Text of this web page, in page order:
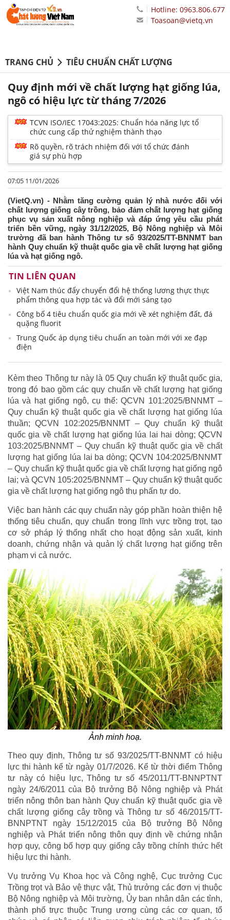
Hotline: 0963.806.677
Toasoan@vietq.vn
TRANG CHỦ TIÊU CHUẨN CHẤT LƯỢNG
Quy định mới về chất lượng hạt giống lúa,
ngô có hiệu lực từ tháng 7/2026
TCVN ISO/IEC 17043:2025: Chuẩn hóa năng lực tổ
chức cung cấp thử nghiệm thành thạo
Rõ quyền, rõ trách nhiệm đối với tổ chức đánh
giá sự phù hợp
07:05 11/01/2026
(VietQ.vn) - Nhằm tăng cường quản lý nhà nước đối với
chất lượng giống cây trồng, bảo đảm chất lượng hạt giống
phục vụ sản xuất nông nghiệp và đáp ứng yêu cầu phát
triển bền vững, ngày 31/12/2025, Bộ Nông nghiệp và Môi
trường đã ban hành Thông tư số 93/2025/TT-BNNMT ban
hành Quy chuẩn kỹ thuật quốc gia về chất lượng hạt giống
lúa và hạt giống ngô.
TIN LIÊN QUAN
Việt Nam thúc đẩy chuyển đổi hệ thống lương thực thực
phẩm thông qua hợp tác và đổi mới sáng tạo
Công bố 4 tiêu chuẩn quốc gia mới về xét nghiệm đất, đá
quặng fluorit
Trung Quốc áp dụng tiêu chuẩn an toàn mới với xe đạp
điện
Kèm theo Thông tư này là 05 Quy chuẩn kỹ thuật quốc gia,
trong đó bao gồm các quy chuẩn về chất lượng hạt giống
lúa và hạt giống ngô, cụ thể: QCVN 101:2025/BNNMT –
Quy chuẩn kỹ thuật quốc gia về chất lượng hạt giống lúa
thuần; QCVN 102:2025/BNNMT – Quy chuẩn kỹ thuật
quốc gia về chất lượng hạt giống lúa lai hai dòng; QCVN
103:2025/BNNMT – Quy chuẩn kỹ thuật quốc gia về chất
lượng hạt giống lúa lai ba dòng; QCVN 104:2025/BNNMT
– Quy chuẩn kỹ thuật quốc gia về chất lượng hạt giống ngô
lai; và QCVN 105:2025/BNNMT – Quy chuẩn kỹ thuật quốc
gia về chất lượng hạt giống ngô thụ phấn tự do.
Việc ban hành các quy chuẩn này góp phần hoàn thiện hệ
thống tiêu chuẩn, quy chuẩn trong lĩnh vực trồng trọt, tạo
cơ sở pháp lý thống nhất cho hoạt động sản xuất, kinh
doanh, chứng nhận và quản lý chất lượng hạt giống trên
phạm vi cả nước.
Ảnh minh hoạ.
Theo quy định, Thông tư số 93/2025/TT-BNNMT có hiệu
lực thi hành kể từ ngày 01/7/2026. Kể từ thời điểm Thông
tư này có hiệu lực, Thông tư số 45/2011/TT-BNNPTNT
ngày 24/6/2011 của Bộ trưởng Bộ Nông nghiệp và Phát
triển nông thôn ban hành Quy chuẩn kỹ thuật quốc gia về
chất lượng giống cây trồng và Thông tư số 46/2015/TT-
BNNPTNT ngày 15/12/2015 của Bộ trưởng Bộ Nông
nghiệp và Phát triển nông thôn quy định về chứng nhận
hợp quy, công bố hợp quy giống cây trồng chính thức hết
hiệu lực thi hành.
Vụ trưởng Vụ Khoa học và Công nghệ, Cục trưởng Cục
Trồng trọt và Bảo vệ thực vật, Thủ trưởng các đơn vị thuộc
Bộ Nông nghiệp và Môi trường, Ủy ban nhân dân các tỉnh,
thành phố trực thuộc Trung ương cùng các cơ quan, tổ